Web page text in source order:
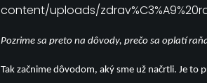
content/uploads/
Pozrime sa preto na dôvody, prečo sa oplatí
Tak začnime dôvodom, aký sme už načrtli. Je to